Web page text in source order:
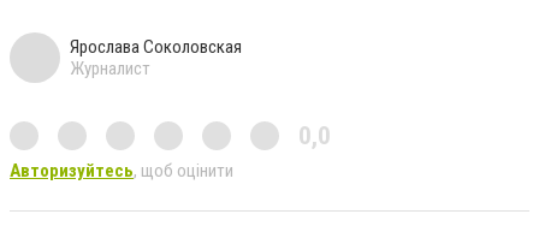
Ярослава Соколовская
Журналист
0,0
Авторизуйтесь, щоб оцінити